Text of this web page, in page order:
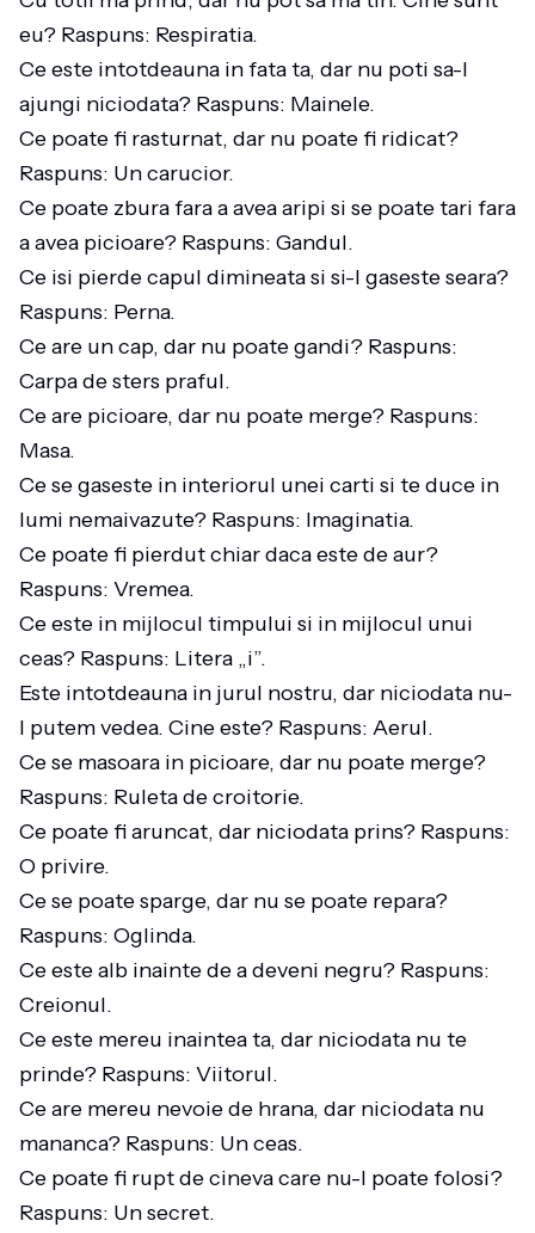
eu? Raspuns: Respiratia.
Ce este intotdeauna in fata ta, dar nu poti sa-l
ajungi niciodata? Raspuns: Mainele.
Ce poate fi rasturnat, dar nu poate fi ridicat?
Raspuns: Un carucior.
Ce poate zbura fara a avea aripi si se poate tari fara
a avea picioare? Raspuns: Gandul.
Ce isi pierde capul dimineata si si-l gaseste seara?
Raspuns: Perna.
Ce are un cap, dar nu poate gandi? Raspuns:
Carpa de sters praful.
Ce are picioare, dar nu poate merge? Raspuns:
Masa.
Ce se gaseste in interiorul unei carti si te duce in
lumi nemaivazute? Raspuns: Imaginatia.
Ce poate fi pierdut chiar daca este de aur?
Raspuns: Vremea.
Ce este in mijlocul timpului si in mijlocul unui
ceas? Raspuns: Litera „i”.
Este intotdeauna in jurul nostru, dar niciodata nu-
l putem vedea. Cine este? Raspuns: Aerul.
Ce se masoara in picioare, dar nu poate merge?
Raspuns: Ruleta de croitorie.
Ce poate fi aruncat, dar niciodata prins? Raspuns:
O privire.
Ce se poate sparge, dar nu se poate repara?
Raspuns: Oglinda.
Ce este alb inainte de a deveni negru? Raspuns:
Creionul.
Ce este mereu inaintea ta, dar niciodata nu te
prinde? Raspuns: Viitorul.
Ce are mereu nevoie de hrana, dar niciodata nu
mananca? Raspuns: Un ceas.
Ce poate fi rupt de cineva care nu-l poate folosi?
Raspuns: Un secret.